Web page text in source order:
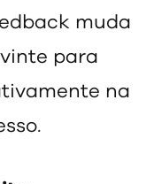
muda
para
na